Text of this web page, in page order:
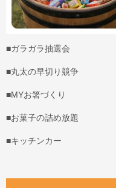
■ガラガラ抽選会
■丸太の早切り競争
■MYお箸づくり
■お菓子の詰め放題
■キッチンカー